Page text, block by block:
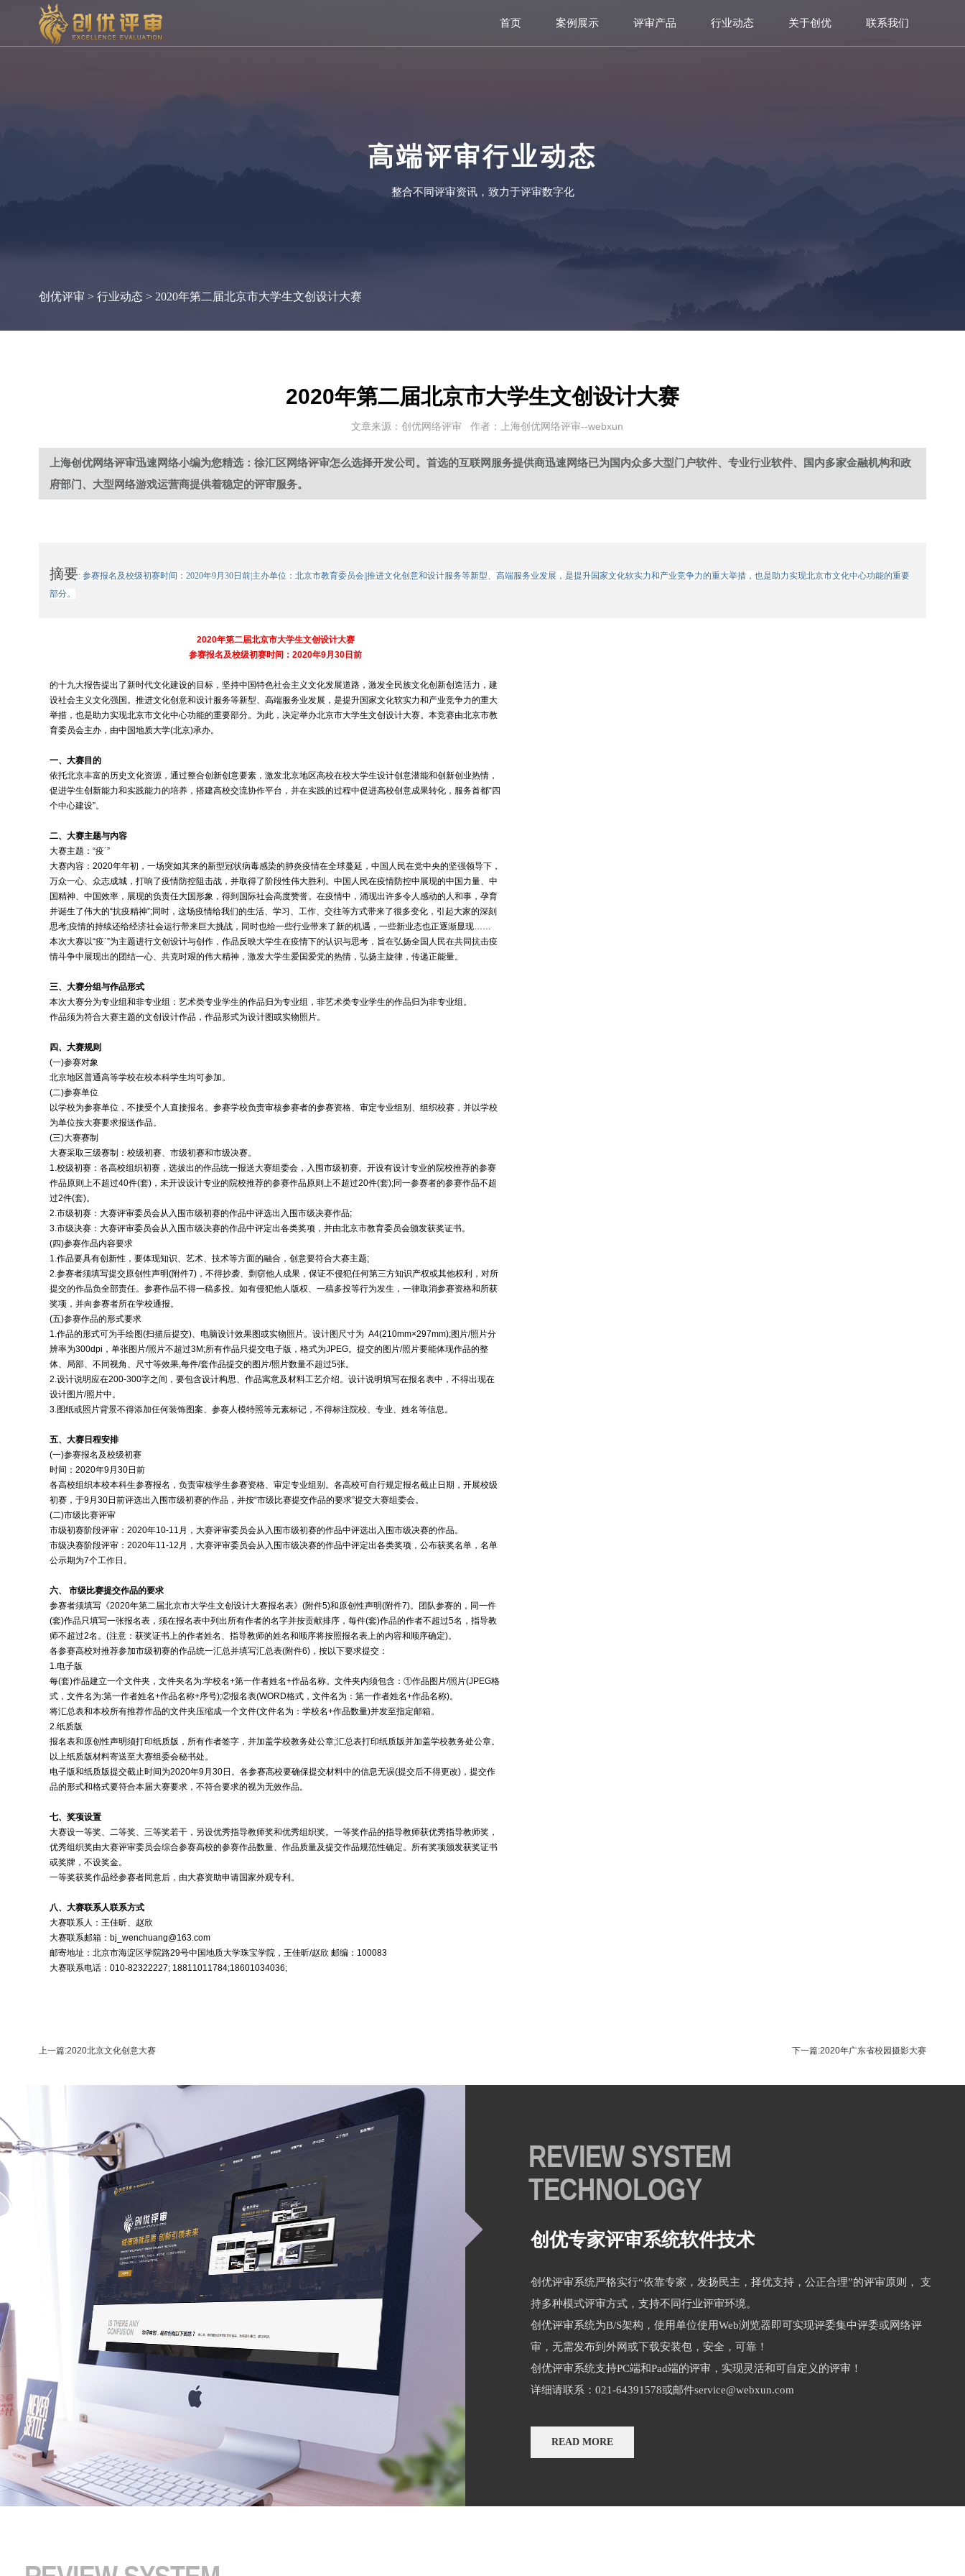
首页 案例展示 评审产品 行业动态 关于创优 联系我们
高端评审行业动态
整合不同评审资讯，致力于评审数字化
创优评审 > 行业动态> 2020年第二届北京市大学生文创设计大赛
2020年第二届北京市大学生文创设计大赛
文章来源：创优网络评审 作者：上海创优网络评审--webxun
上海创优网络评审迅速网络小编为您精选：徐汇区网络评审怎么选择开发公司。首选的互联网服务提供商迅速网络已为国内众多大型门户软件、专业行业软件、国内多家金融机构和政
府部门、大型网络游戏运营商提供着稳定的评审服务。
摘要: 参赛报名及校级初赛时间：2020年9月30日前|主办单位：北京市教育委员会||推进文化创意和设计服务等新型、高端服务业发展，是提升国家文化软实力和产业竞争力的重大举措，也是助力实现北京市文化中心功能的重要
部分。
2020年第二届北京市大学生文创设计大赛
参赛报名及校级初赛时间：2020年9月30日前
的十九大报告提出了新时代文化建设的目标，坚持中国特色社会主义文化发展道路，激发全民族文化创新创造活力，建
设社会主义文化强国。推进文化创意和设计服务等新型、高端服务业发展，是提升国家文化软实力和产业竞争力的重大
举措，也是助力实现北京市文化中心功能的重要部分。为此，决定举办北京市大学生文创设计大赛。本竞赛由北京市教
育委员会主办，由中国地质大学(北京)承办。
一、大赛目的
依托北京丰富的历史文化资源，通过整合创新创意要素，激发北京地区高校在校大学生设计创意潜能和创新创业热情，
促进学生创新能力和实践能力的培养，搭建高校交流协作平台，并在实践的过程中促进高校创意成果转化，服务首都“四
个中心建设”。
二、大赛主题与内容
大赛主题：“疫˙”
大赛内容：2020年年初，一场突如其来的新型冠状病毒感染的肺炎疫情在全球蔓延，中国人民在党中央的坚强领导下，
万众一心、众志成城，打响了疫情防控阻击战，并取得了阶段性伟大胜利。中国人民在疫情防控中展现的中国力量、中
国精神、中国效率，展现的负责任大国形象，得到国际社会高度赞誉。在疫情中，涌现出许多令人感动的人和事，孕育
并诞生了伟大的“抗疫精神”;同时，这场疫情给我们的生活、学习、工作、交往等方式带来了很多变化，引起大家的深刻
思考;疫情的持续还给经济社会运行带来巨大挑战，同时也给一些行业带来了新的机遇，一些新业态也正逐渐显现……
本次大赛以“疫˙”为主题进行文创设计与创作，作品反映大学生在疫情下的认识与思考，旨在弘扬全国人民在共同抗击疫
情斗争中展现出的团结一心、共克时艰的伟大精神，激发大学生爱国爱党的热情，弘扬主旋律，传递正能量。
三、大赛分组与作品形式
本次大赛分为专业组和非专业组：艺术类专业学生的作品归为专业组，非艺术类专业学生的作品归为非专业组。
作品须为符合大赛主题的文创设计作品，作品形式为设计图或实物照片。
四、大赛规则
(一)参赛对象
北京地区普通高等学校在校本科学生均可参加。
(二)参赛单位
以学校为参赛单位，不接受个人直接报名。参赛学校负责审核参赛者的参赛资格、审定专业组别、组织校赛，并以学校
为单位按大赛要求报送作品。
(三)大赛赛制
大赛采取三级赛制：校级初赛、市级初赛和市级决赛。
1.校级初赛：各高校组织初赛，选拔出的作品统一报送大赛组委会，入围市级初赛。开设有设计专业的院校推荐的参赛
作品原则上不超过40件(套)，未开设设计专业的院校推荐的参赛作品原则上不超过20件(套);同一参赛者的参赛作品不超
过2件(套)。
2.市级初赛：大赛评审委员会从入围市级初赛的作品中评选出入围市级决赛作品;
3.市级决赛：大赛评审委员会从入围市级决赛的作品中评定出各类奖项，并由北京市教育委员会颁发获奖证书。
(四)参赛作品内容要求
1.作品要具有创新性，要体现知识、艺术、技术等方面的融合，创意要符合大赛主题;
2.参赛者须填写提交原创性声明(附件7)，不得抄袭、剽窃他人成果，保证不侵犯任何第三方知识产权或其他权利，对所
提交的作品负全部责任。参赛作品不得一稿多投。如有侵犯他人版权、一稿多投等行为发生，一律取消参赛资格和所获
奖项，并向参赛者所在学校通报。
(五)参赛作品的形式要求
1.作品的形式可为手绘图(扫描后提交)、电脑设计效果图或实物照片。设计图尺寸为 A4(210mm×297mm);图片/照片分
辨率为300dpi，单张图片/照片不超过3M;所有作品只提交电子版，格式为JPEG。提交的图片/照片要能体现作品的整
体、局部、不同视角、尺寸等效果,每件/套作品提交的图片/照片数量不超过5张。
2.设计说明应在200-300字之间，要包含设计构思、作品寓意及材料工艺介绍。设计说明填写在报名表中，不得出现在
设计图片/照片中。
3.图纸或照片背景不得添加任何装饰图案、参赛人模特照等元素标记，不得标注院校、专业、姓名等信息。
五、大赛日程安排
(一)参赛报名及校级初赛
时间：2020年9月30日前
各高校组织本校本科生参赛报名，负责审核学生参赛资格、审定专业组别。各高校可自行规定报名截止日期，开展校级
初赛，于9月30日前评选出入围市级初赛的作品，并按“市级比赛提交作品的要求”提交大赛组委会。
(二)市级比赛评审
市级初赛阶段评审：2020年10-11月，大赛评审委员会从入围市级初赛的作品中评选出入围市级决赛的作品。
市级决赛阶段评审：2020年11-12月，大赛评审委员会从入围市级决赛的作品中评定出各类奖项，公布获奖名单，名单
公示期为7个工作日。
六、 市级比赛提交作品的要求
参赛者须填写《2020年第二届北京市大学生文创设计大赛报名表》(附件5)和原创性声明(附件7)。团队参赛的，同一件
(套)作品只填写一张报名表，须在报名表中列出所有作者的名字并按贡献排序，每件(套)作品的作者不超过5名，指导教
师不超过2名。(注意：获奖证书上的作者姓名、指导教师的姓名和顺序将按照报名表上的内容和顺序确定)。
各参赛高校对推荐参加市级初赛的作品统一汇总并填写汇总表(附件6)，按以下要求提交：
1.电子版
每(套)作品建立一个文件夹，文件夹名为:学校名+第一作者姓名+作品名称。文件夹内须包含：①作品图片/照片(JPEG格
式，文件名为:第一作者姓名+作品名称+序号);②报名表(WORD格式，文件名为：第一作者姓名+作品名称)。
将汇总表和本校所有推荐作品的文件夹压缩成一个文件(文件名为：学校名+作品数量)并发至指定邮箱。
2.纸质版
报名表和原创性声明须打印纸质版，所有作者签字，并加盖学校教务处公章;汇总表打印纸质版并加盖学校教务处公章。
以上纸质版材料寄送至大赛组委会秘书处。
电子版和纸质版提交截止时间为2020年9月30日。各参赛高校要确保提交材料中的信息无误(提交后不得更改)，提交作
品的形式和格式要符合本届大赛要求，不符合要求的视为无效作品。
七、奖项设置
大赛设一等奖、二等奖、三等奖若干，另设优秀指导教师奖和优秀组织奖。一等奖作品的指导教师获优秀指导教师奖，
优秀组织奖由大赛评审委员会综合参赛高校的参赛作品数量、作品质量及提交作品规范性确定。所有奖项颁发获奖证书
或奖牌，不设奖金。
一等奖获奖作品经参赛者同意后，由大赛资助申请国家外观专利。
八、大赛联系人联系方式
大赛联系人：王佳昕、赵欣
大赛联系邮箱：bj_wenchuang@163.com
邮寄地址：北京市海淀区学院路29号中国地质大学珠宝学院，王佳昕/赵欣 邮编：100083
大赛联系电话：010-82322227; 18811011784;18601034036;
上一篇:2020北京文化创意大赛 下一篇:2020年广东省校园摄影大赛
REVIEW SYSTEM
TECHNOLOGY
创优专家评审系统软件技术
创优评审系统严格实行“依靠专家，发扬民主，择优支持，公正合理”的评审原则， 支
持多种模式评审方式，支持不同行业评审环境。
创优评审系统为B/S架构，使用单位使用Web浏览器即可实现评委集中评委或网络评
审，无需发布到外网或下载安装包，安全，可靠！
创优评审系统支持PC端和Pad端的评审，实现灵活和可自定义的评审！
详细请联系：021-64391578或邮件service@webxun.com
READ MORE